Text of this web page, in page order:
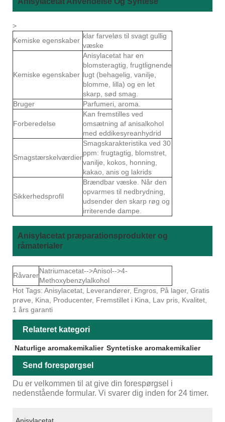
>
Kemiske egenskaber
klar farveløs til svagt gullig
væske
Kemiske egenskaber
Anisylacetat har en
blomsteragtig, frugtlignende
lugt (behagelig, vanilje,
blomme, lilla) og en let
skarp, sød smag.
Bruger
Parfumeri, aroma.
Forberedelse
Kan fremstilles ved
omsætning af anisalkohol
med eddikesyreanhydrid
Smagstærskelværdier
Smagskarakteristika ved 30
ppm: frugtagtig, blomstret,
vanilje, kokos, honning,
kakao, anis og lakrids
Sikkerhedsprofil
Brændbar væske. Når den
opvarmes til nedbrydning,
udsender den skarp røg og
irriterende dampe.
Anisylacetat præparationsprodukter og
råmaterialer
Råvarer
Natriumacetat-->Anisol-->4-
Methoxybenzylalkohol
Hot Tags: Anisylacetat, Leverandører, Engros, På lager, Gratis
prøve, Kina, Producenter, Fremstillet i Kina, Lav pris, Kvalitet,
1 års garanti
Relateret kategori
Naturlige aromakemikalier Syntetiske aromakemikalier
Send forespørgsel
Du er velkommen til at give din forespørgsel i
nedenstående formular. Vi svarer dig inden for 24 timer.